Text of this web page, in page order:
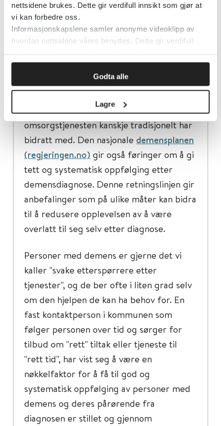
nettsidene brukes. Dette gir verdifull innsikt som gjør at
vi kan forbedre oss.
Informasjonskapslene samler anonyme videoklipp av
hvordan nettsidene våres benyttes. Dette gir verdifull
innsikt som gjør at vi kan forbedre oss.
Godta alle
Lagre
Perioden etter at en demensdiagnose er
stilt, er ofte beskrevet som "den stille
fasen" fordi mange personer med demens
av involvering fra helse- og
omsorgstjenesten, og at "ingenting skjer".
De pårørende etterspør en større grad av
aktiv involvering enn det som helse- og
omsorgstjenesten kanskje tradisjonelt har
bidratt med. Den nasjonale demensplanen
(regjeringen.no) gir også føringer om å gi
tett og systematisk oppfølging etter
demensdiagnose. Denne retningslinjen gir
anbefalinger som på ulike måter kan bidra
til å redusere opplevelsen av å være
overlatt til seg selv etter diagnose.
Personer med demens er gjerne det vi
kaller "svake etterspørrere etter
tjenester", og de ber ofte i liten grad selv
om den hjelpen de kan ha behov for. En
fast kontaktperson i kommunen som
følger personen over tid og sørger for
tilbud om "rett" tiltak eller tjeneste til
"rett tid", har vist seg å være en
nøkkelfaktor for å få til god og
systematisk oppfølging av personer med
demens og deres pårørende fra
diagnosen er stillet og gjennom